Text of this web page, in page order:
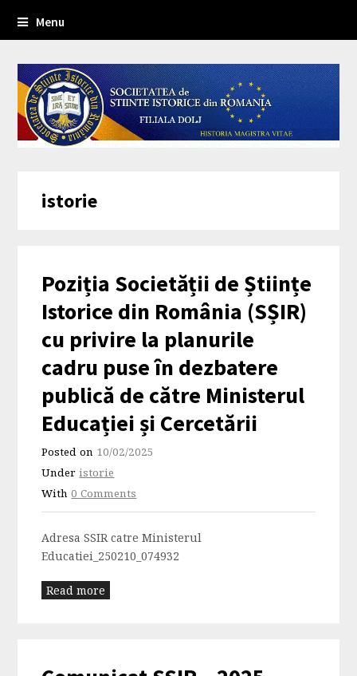
Menu
istorie
Poziția Societății de Științe
Istorice din România (SȘIR)
cu privire la planurile
cadru puse în dezbatere
publică de către Ministerul
Educației și Cercetării
Posted on 10/02/2025
Underistorie
With0 Comments
Adresa SSIR catre Ministerul
Educatiei_250210_074932
Read more